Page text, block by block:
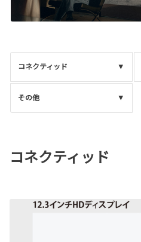
コネクティッド
その他
コネクティッド